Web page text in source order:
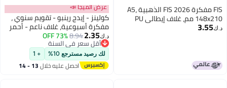
FIS مفكرة FIS 2026 الذهبية A5،
148x210 مم، غلاف إيطالي PU
مبطن من جانب واحد، حواف مطلية
د.ك‏3.55
عرض الميجا 📣
كولينز - إيدج رينبو - تقويم سنوي ،
مفكرة أسبوعية، غلاف ناعم - أحمر
د.ك‏2.35
8.94
73% OFF
أقل سعر في السنة
أقل سعر في السنة
لك رصيد مسترجع 10% + 1
احصل عليه خلال 13 - 14